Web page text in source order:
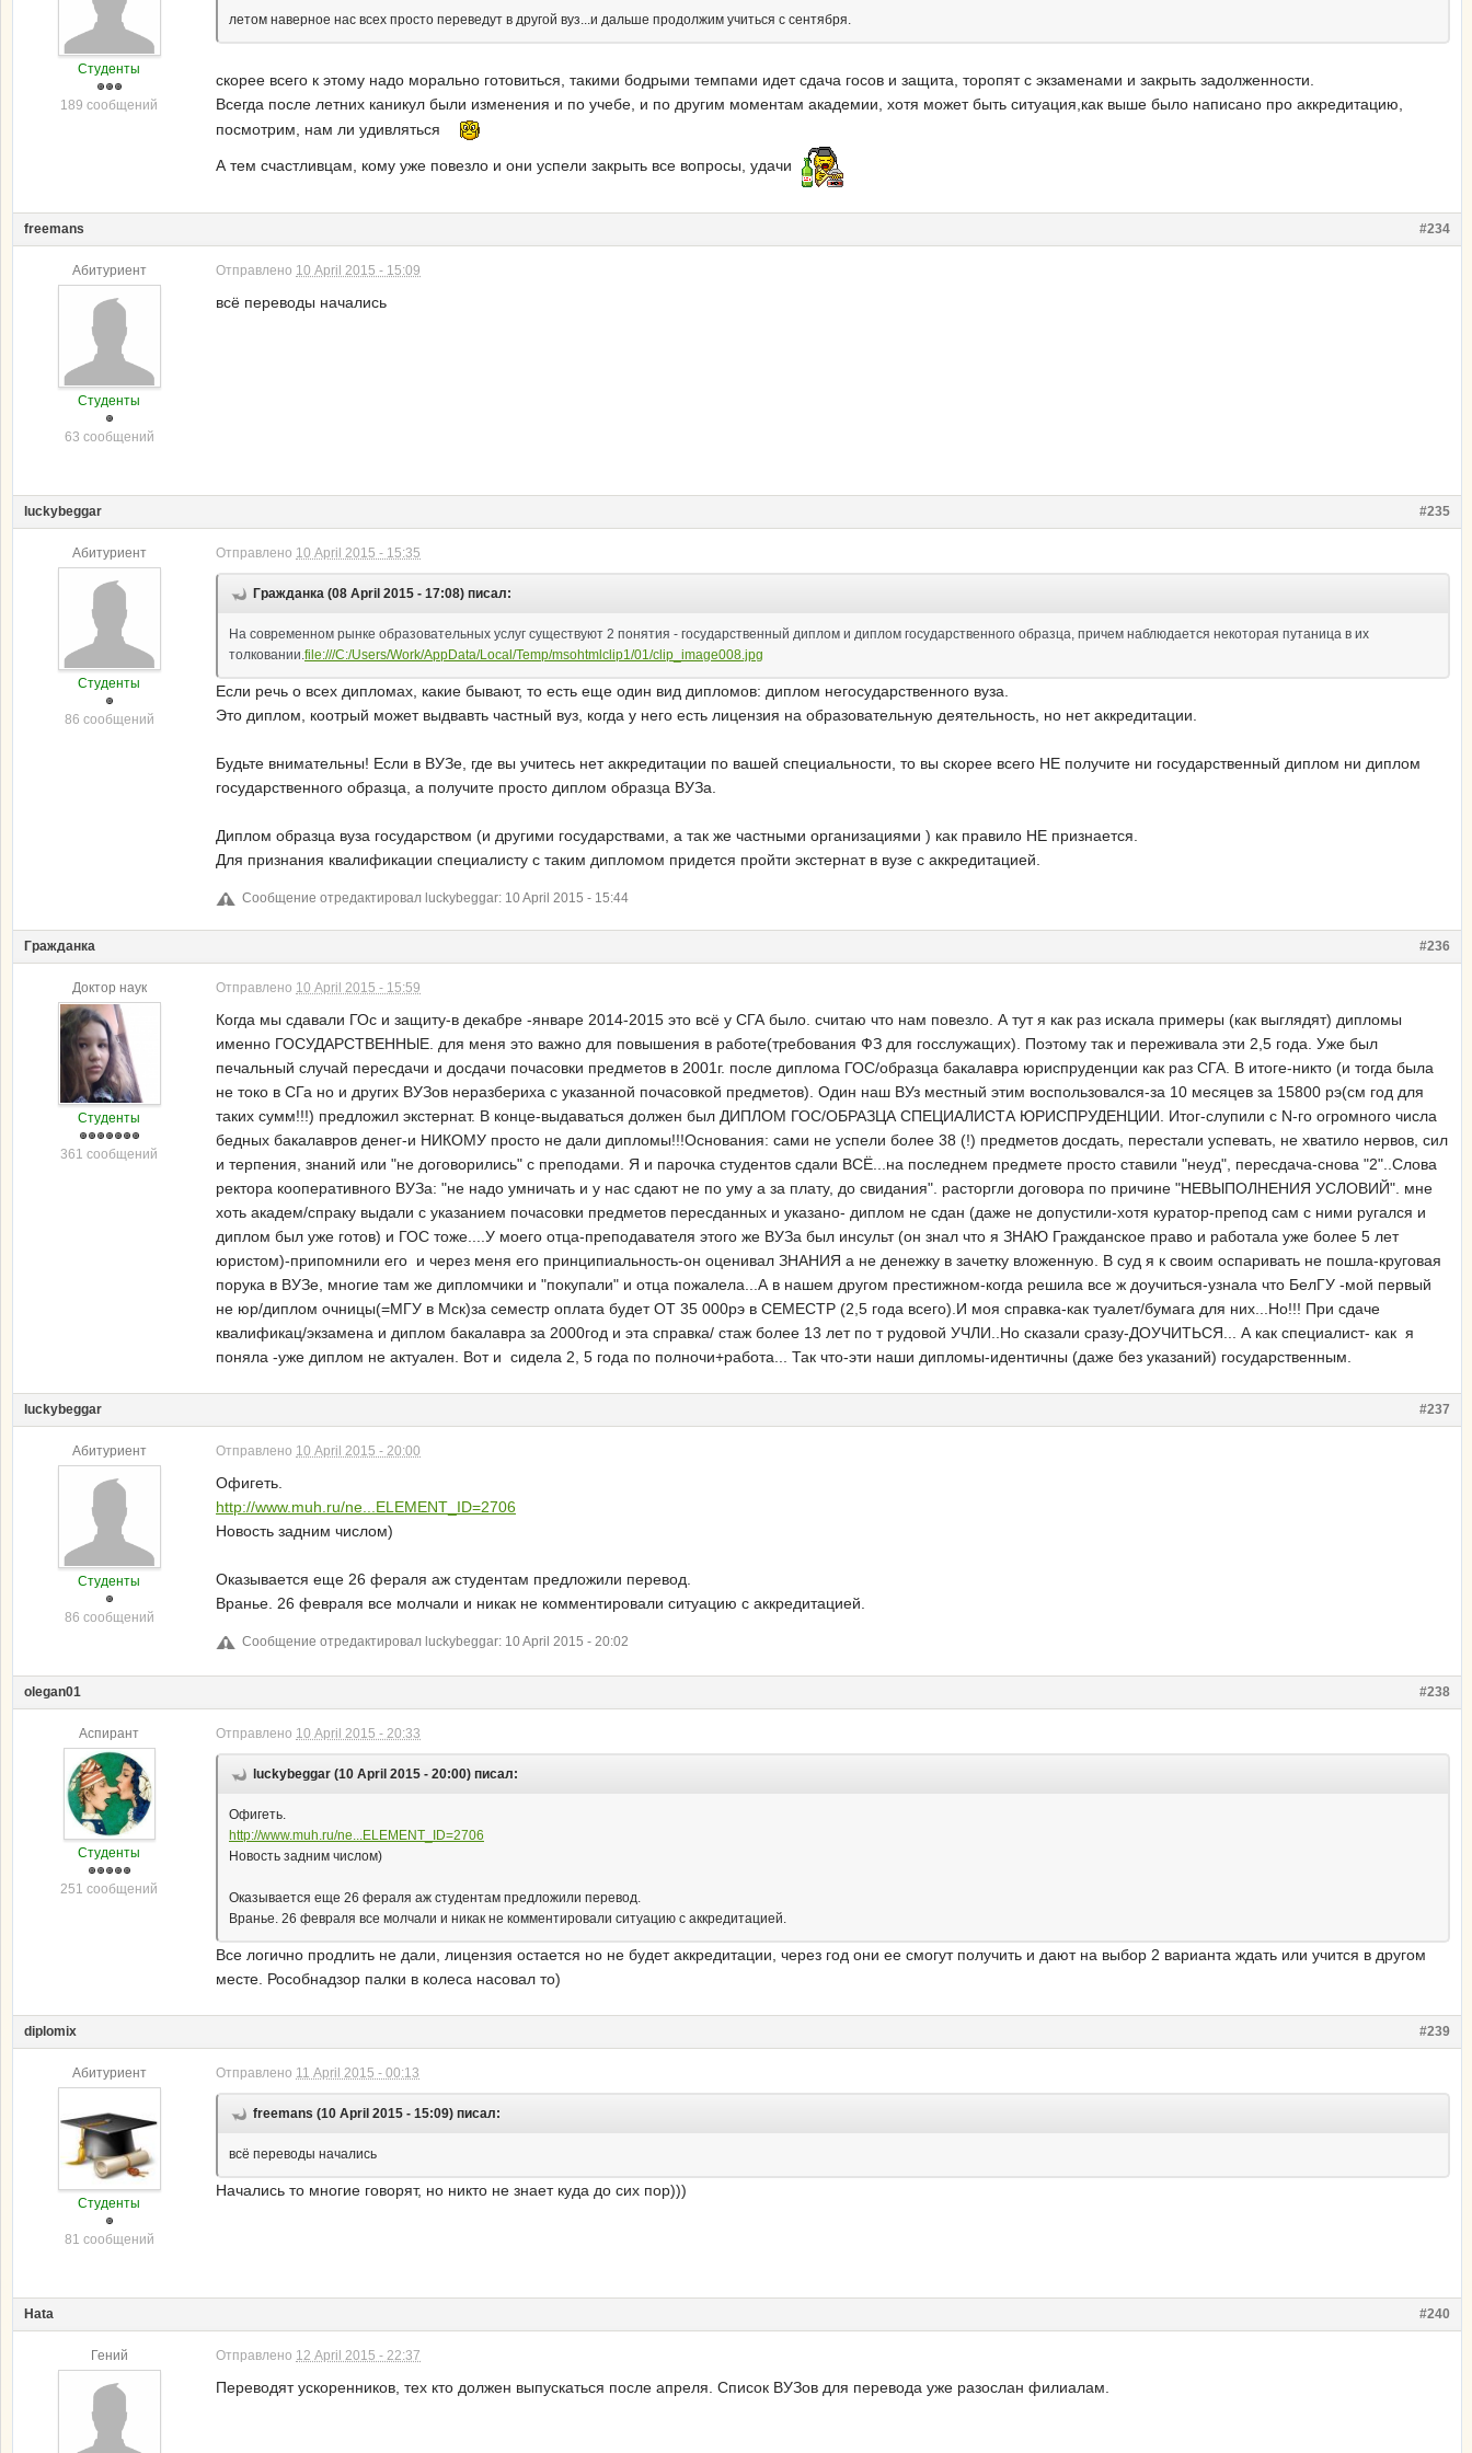
Студенты
189 сообщений
летом наверное нас всех просто переведут в другой вуз...и дальше продолжим учиться с сентября.
скорее всего к этому надо морально готовиться, такими бодрыми темпами идет сдача госов и защита, торопят с экзаменами и закрыть задолженности.
Всегда после летних каникул были изменения и по учебе, и по другим моментам академии, хотя может быть ситуация,как выше было написано про аккредитацию,
посмотрим, нам ли удивляться
А тем счастливцам, кому уже повезло и они успели закрыть все вопросы, удачи
#234
freemans
Абитуриент
Студенты
63 сообщений
Отправлено 10 April 2015 - 15:09
всё переводы начались
#235
luckybeggar
Абитуриент
Студенты
86 сообщений
Отправлено 10 April 2015 - 15:35
Гражданка (08 April 2015 - 17:08) писал:
На современном рынке образовательных услуг существуют 2 понятия - государственный диплом и диплом государственного образца, причем наблюдается некоторая путаница в их
толковании.file:///C:/Users/Work/AppData/Local/Temp/msohtmlclip1/01/clip_image008.jpg
Если речь о всех дипломах, какие бывают, то есть еще один вид дипломов: диплом негосударственного вуза.
Это диплом, коотрый может выдвавть частный вуз, когда у него есть лицензия на образовательную деятельность, но нет аккредитации.
Будьте внимательны! Если в ВУЗе, где вы учитесь нет аккредитации по вашей специальности, то вы скорее всего НЕ получите ни государственный диплом ни диплом
государственного образца, а получите просто диплом образца ВУЗа.
Диплом образца вуза государством (и другими государствами, а так же частными организациями ) как правило НЕ признается.
Для признания квалификации специалисту с таким дипломом придется пройти экстернат в вузе с аккредитацией.
Сообщение отредактировал luckybeggar: 10 April 2015 - 15:44
#236
Гражданка
Доктор наук
Студенты
361 сообщений
Отправлено 10 April 2015 - 15:59
Когда мы сдавали ГОс и защиту-в декабре -январе 2014-2015 это всё у СГА было. считаю что нам повезло. А тут я как раз искала примеры (как выглядят) дипломы
именно ГОСУДАРСТВЕННЫЕ. для меня это важно для повышения в работе(требования ФЗ для госслужащих). Поэтому так и переживала эти 2,5 года. Уже был
печальный случай пересдачи и досдачи почасовки предметов в 2001г. после диплома ГОС/образца бакалавра юриспруденции как раз СГА. В итоге-никто (и тогда была
не токо в СГа но и других ВУЗов неразбериха с указанной почасовкой предметов). Один наш ВУз местный этим воспользовался-за 10 месяцев за 15800 рэ(см год для
таких сумм!!!) предложил экстернат. В конце-выдаваться должен был ДИПЛОМ ГОС/ОБРАЗЦА СПЕЦИАЛИСТА ЮРИСПРУДЕНЦИИ. Итог-слупили с N-го огромного числа
бедных бакалавров денег-и НИКОМУ просто не дали дипломы!!!Основания: сами не успели более 38 (!) предметов досдать, перестали успевать, не хватило нервов, сил
и терпения, знаний или "не договорились" с преподами. Я и парочка студентов сдали ВСЁ...на последнем предмете просто ставили "неуд", пересдача-снова "2"..Слова
ректора кооперативного ВУЗа: "не надо умничать и у нас сдают не по уму а за плату, до свидания". расторгли договора по причине "НЕВЫПОЛНЕНИЯ УСЛОВИЙ". мне
хоть академ/спраку выдали с указанием почасовки предметов пересданных и указано- диплом не сдан (даже не допустили-хотя куратор-препод сам с ними ругался и
диплом был уже готов) и ГОС тоже....У моего отца-преподавателя этого же ВУЗа был инсульт (он знал что я ЗНАЮ Гражданское право и работала уже более 5 лет
юристом)-припомнили его и через меня его принципиальность-он оценивал ЗНАНИЯ а не денежку в зачетку вложенную. В суд я к своим оспаривать не пошла-круговая
порука в ВУЗе, многие там же дипломчики и "покупали" и отца пожалела...А в нашем другом престижном-когда решила все ж доучиться-узнала что БелГУ -мой первый
не юр/диплом очницы(=МГУ в Мск)за семестр оплата будет ОТ 35 000рэ в СЕМЕСТР (2,5 года всего).И моя справка-как туалет/бумага для них...Но!!! При сдаче
квалификац/экзамена и диплом бакалавра за 2000год и эта справка/ стаж более 13 лет по т рудовой УЧЛИ..Но сказали сразу-ДОУЧИТЬСЯ... А как специалист- как я
поняла -уже диплом не актуален. Вот и сидела 2, 5 года по полночи+работа... Так что-эти наши дипломы-идентичны (даже без указаний) государственным.
#237
luckybeggar
Абитуриент
Студенты
86 сообщений
Отправлено 10 April 2015 - 20:00
Офигеть.
http://www.muh.ru/ne...ELEMENT_ID=2706
Новость задним числом)
Оказывается еще 26 фераля аж студентам предложили перевод.
Вранье. 26 февраля все молчали и никак не комментировали ситуацию с аккредитацией.
Сообщение отредактировал luckybeggar: 10 April 2015 - 20:02
#238
olegan01
Аспирант
Студенты
251 сообщений
Отправлено 10 April 2015 - 20:33
luckybeggar (10 April 2015 - 20:00) писал:
Офигеть.
http://www.muh.ru/ne...ELEMENT_ID=2706
Новость задним числом)
Оказывается еще 26 фераля аж студентам предложили перевод.
Вранье. 26 февраля все молчали и никак не комментировали ситуацию с аккредитацией.
Все логично продлить не дали, лицензия остается но не будет аккредитации, через год они ее смогут получить и дают на выбор 2 варианта ждать или учится в другом
месте. Рособнадзор палки в колеса насовал то)
#239
diplomix
Абитуриент
Студенты
81 сообщений
Отправлено 11 April 2015 - 00:13
freemans (10 April 2015 - 15:09) писал:
всё переводы начались
Начались то многие говорят, но никто не знает куда до сих пор)))
#240
Hata
Гений Отправлено 12 April 2015 - 22:37
Переводят ускоренников, тех кто должен выпускаться после апреля. Список ВУЗов для перевода уже разослан филиалам.